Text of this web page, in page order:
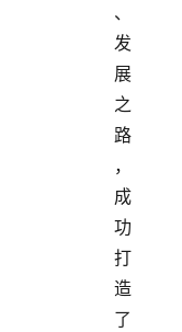
、
发
展
之
路
，
成
功
打
造
了